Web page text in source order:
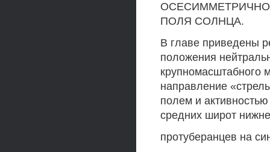
ПОЛЯ СОЛНЦА.
В главе приведены
положения
крупномасштабного
направление
полем и
средних широт
протуберанцев на